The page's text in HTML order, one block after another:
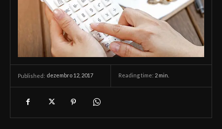
Published: dezembro 12, 2017 Reading time: 2 min.